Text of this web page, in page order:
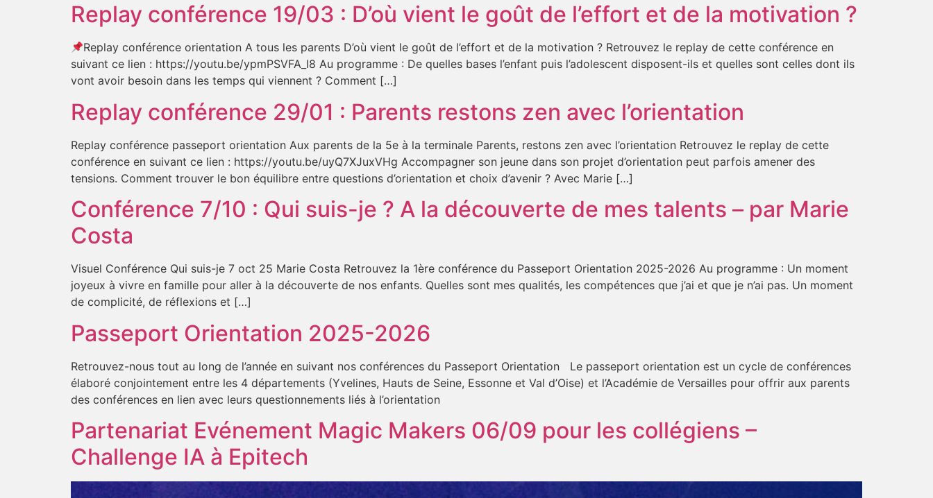
Replay conférence 19/03 : D’où vient le goût de l’effort et de la motivation ?
Replay conférence orientation A tous les parents D’où vient le goût de l’effort et de la motivation ? Retrouvez le replay de cette conférence en
suivant ce lien : https://youtu.be/ypmPSVFA_I8 Au programme : De quelles bases l’enfant puis l’adolescent disposent-ils et quelles sont celles dont ils
vont avoir besoin dans les temps qui viennent ? Comment […]
Replay conférence 29/01 : Parents restons zen avec l’orientation
Replay conférence passeport orientation Aux parents de la 5e à la terminale Parents, restons zen avec l’orientation Retrouvez le replay de cette
conférence en suivant ce lien : https://youtu.be/uyQ7XJuxVHg Accompagner son jeune dans son projet d’orientation peut parfois amener des
tensions. Comment trouver le bon équilibre entre questions d’orientation et choix d’avenir ? Avec Marie […]
Conférence 7/10 : Qui suis-je ? A la découverte de mes talents – par Marie
Costa
Visuel Conférence Qui suis-je 7 oct 25 Marie Costa Retrouvez la 1ère conférence du Passeport Orientation 2025-2026 Au programme : Un moment
joyeux à vivre en famille pour aller à la découverte de nos enfants. Quelles sont mes qualités, les compétences que j’ai et que je n’ai pas. Un moment
de complicité, de réflexions et […]
Passeport Orientation 2025-2026
Retrouvez-nous tout au long de l’année en suivant nos conférences du Passeport Orientation Le passeport orientation est un cycle de conférences
élaboré conjointement entre les 4 départements (Yvelines, Hauts de Seine, Essonne et Val d’Oise) et l’Académie de Versailles pour offrir aux parents
des conférences en lien avec leurs questionnements liés à l’orientation
Partenariat Evénement Magic Makers 06/09 pour les collégiens –
Challenge IA à Epitech